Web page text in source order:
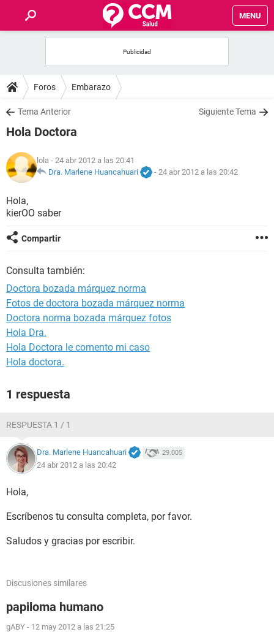
MENU
FOROS
SALUD
NUTRICIÓN
BIENESTAR
SEXUALIDAD
GLOSARIO
Foros Embarazo
Tema Anterior Siguiente Tema
Hola Doctora
lola - 24 abr 2012 a las 20:41
Dra. Marlene Huancahuari
- 24 abr 2012 a las 20:42
Hola,
kierOO saber
Compartir
Consulta también:
Doctora bozada márquez norma
Fotos de doctora bozada márquez norma
Doctora norma bozada márquez fotos
Hola Dra.
Hola Doctora le comento mi caso
Hola doctora.
1 respuesta
RESPUESTA 1 / 1
Dra. Marlene Huancahuari 29.005
24 abr 2012 a las 20:42
Hola,
Escríbenos tu consulta completa, por favor.
Saludos y gracias por escribir.
Discusiones similares
papiloma humano
gABY - 12 may 2012 a las 21:25